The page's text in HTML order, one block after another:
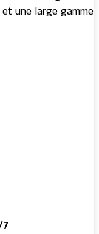
une large gamme